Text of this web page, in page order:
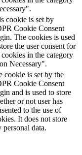
cookie is set by
Cookie Consent
The cookies is used
the user consent for
cookies in the category
Necessary".
cookie is set by the
Cookie Consent
and is used to store
or not user has
to the use of
It does not store
personal data.